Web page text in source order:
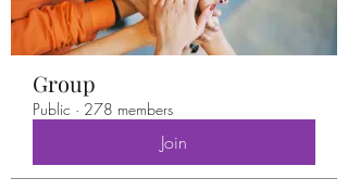
Group
Public · 278 members
Join